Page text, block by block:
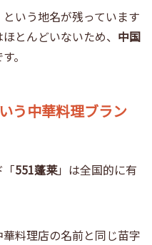
いう地名が残っています
とんどいないため、 中国
。
う中華料理ブラン
551蓬莱」は全国的に有
料理店の名前と同じ苗字